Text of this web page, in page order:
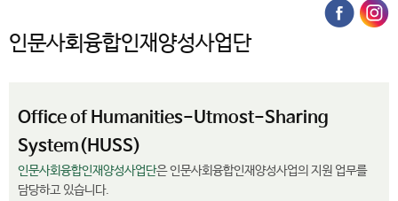
학
교
뉴인문사회융합인재양성사업단
Office of Humanities-Utmost-Sharing
System(HUSS)
인문사회융합인재양성사업단은 인문사회융합인재양성사업의 지원 업무를
담당하고 있습니다.